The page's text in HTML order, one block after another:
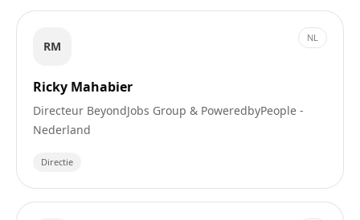
RM
NL
Ricky Mahabier
Directeur BeyondJobs Group & PoweredbyPeople -
Nederland
Directie